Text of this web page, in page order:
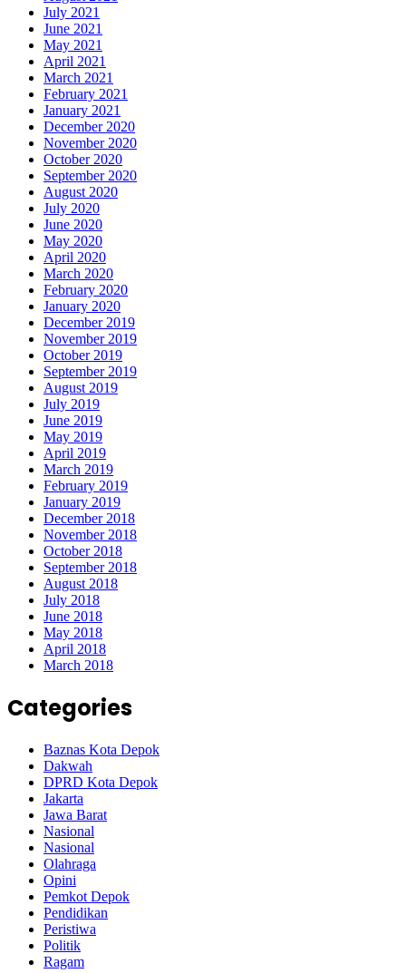
July 2021
June 2021
May 2021
April 2021
March 2021
February 2021
January 2021
December 2020
November 2020
October 2020
September 2020
August 2020
July 2020
June 2020
May 2020
April 2020
March 2020
February 2020
January 2020
December 2019
November 2019
October 2019
September 2019
August 2019
July 2019
June 2019
May 2019
April 2019
March 2019
February 2019
January 2019
December 2018
November 2018
October 2018
September 2018
August 2018
July 2018
June 2018
May 2018
April 2018
March 2018
Categories
Baznas Kota Depok
Dakwah
DPRD Kota Depok
Jakarta
Jawa Barat
Nasional
Nasional
Olahraga
Opini
Pemkot Depok
Pendidikan
Peristiwa
Politik
Ragam